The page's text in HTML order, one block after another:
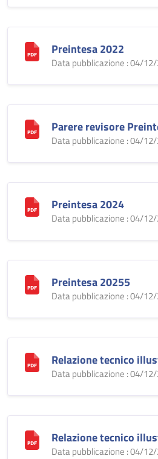
Preintesa 2022
Data pubblicazione : 04/
Parere revisore
Data pubblicazione : 04/
Preintesa 2024
Data pubblicazione : 04/
Preintesa 20255
Data pubblicazione : 04/
Relazione tecnico
Data pubblicazione : 04/
Relazione tecnico
Data pubblicazione : 04/